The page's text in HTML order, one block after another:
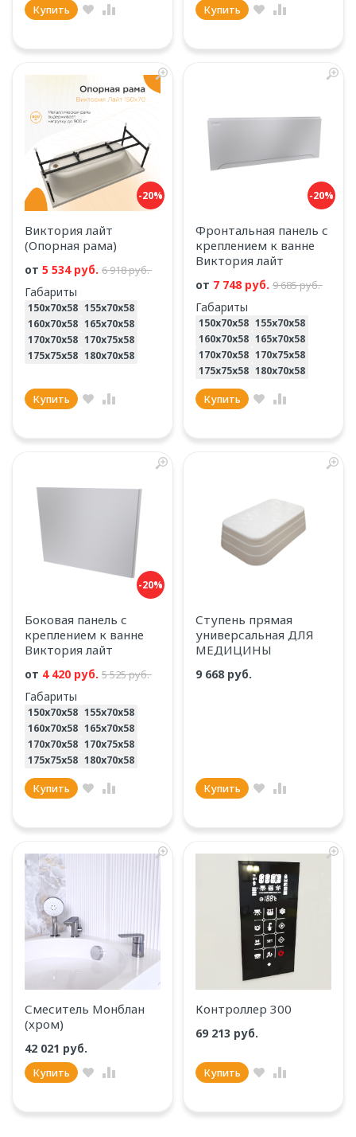
Купить Купить
-20%
Виктория лайт
(Опорная рама)
от 5 534 руб. 6 918 руб.
Габариты
150х70х58 155х70х58
160х70х58 165х70х58
170х70х58 170х75х58
175х75х58 180х70х58
Купить
-20%
Фронтальная панель с
креплением к ванне
Виктория лайт
от 7 748 руб. 9 685 руб.
Габариты
150х70х58 155х70х58
160х70х58 165х70х58
170х70х58 170х75х58
175х75х58 180х70х58
Купить
-20%
Боковая панель с
креплением к ванне
Виктория лайт
от 4 420 руб. 5 525 руб.
Габариты
150х70х58 155х70х58
160х70х58 165х70х58
170х70х58 170х75х58
175х75х58 180х70х58
Купить
Ступень прямая
универсальная ДЛЯ
МЕДИЦИНЫ
9 668 руб.
Купить
Смеситель Монблан
(хром)
42 021 руб.
Купить
Контроллер 300
69 213 руб.
Купить